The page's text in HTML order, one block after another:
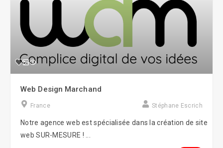
Web Design Marchand
France Stéphane Escrich
Notre agence web est spécialisée dans la création de site
web SUR-MESURE ! ...